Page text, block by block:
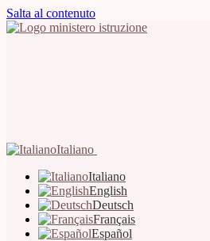
Salta al contenuto
Italiano
Italiano
English
Deutsch
Français
Español